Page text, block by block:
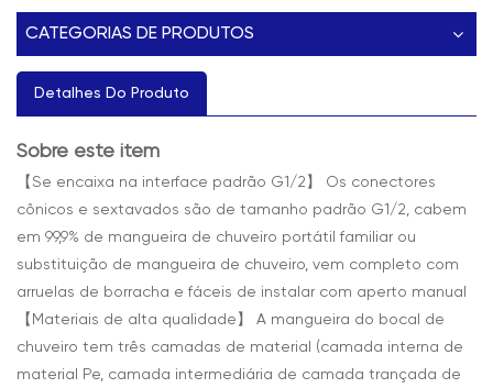
CATEGORIAS DE PRODUTOS
Detalhes Do Produto
Sobre este item
【Se encaixa na interface padrão G1/2】 Os conectores
cônicos e sextavados são de tamanho padrão G1/2, cabem
em 99,9% de mangueira de chuveiro portátil familiar ou
substituição de mangueira de chuveiro, vem completo com
arruelas de borracha e fáceis de instalar com aperto manual
【Materiais de alta qualidade】 A mangueira do bocal de
chuveiro tem três camadas de material (camada interna de
material Pe, camada intermediária de camada trançada de